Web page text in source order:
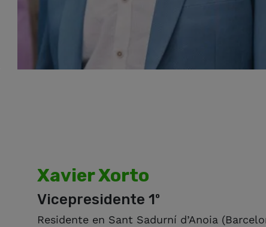
Xavier Xorto
Vicepresidente 1º
Residente en Sant Sadurní d’Anoia